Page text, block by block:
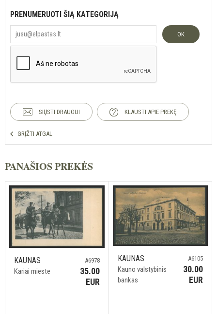
PRENUMERUOTI ŠIĄ KATEGORIJĄ
OK
SIŲSTI DRAUGUI KLAUSTI APIE PREKĘ
GRĮŽTI ATGAL
PANAŠIOS PREKĖS
KAUNAS
Kariai mieste
A6978
35.00
EUR
KAUNAS
Kauno valstybinis
bankas
A6105
30.00
EUR